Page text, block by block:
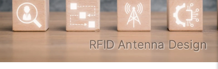
RFID Antenna Design